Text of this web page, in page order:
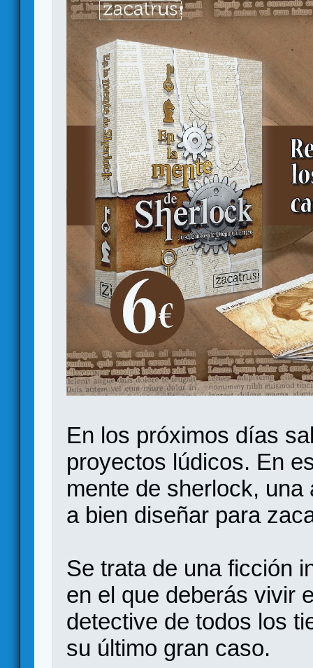
En los próximos días
proyectos lúdicos. En
mente de sherlock,
a bien diseñar para
Se trata de una ficción
en el que deberás vivir
detective de todos los
su último gran caso.